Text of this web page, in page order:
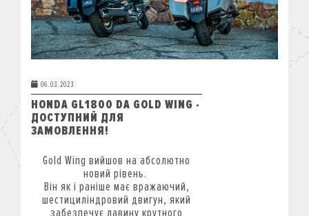
06.03.2023
HONDA GL1800 DA GOLD WING -
ДОСТУПНИЙ ДЛЯ
ЗАМОВЛЕННЯ!
Gold Wing вийшов на абсолютно
новий рівень.
Він як і раніше має вражаючий,
шестициліндровий двигун, який
забезпечує лавину крутного